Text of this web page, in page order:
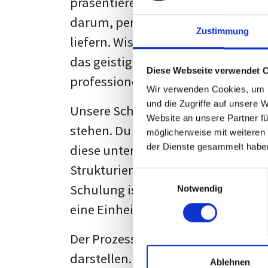
Zustimmung
Diese Webseite verwendet
Wir verwenden Cookies,
und die Zugriffe auf unsere
Website an unsere Partner
möglicherweise mit
der Dienste gesammelt
Notwendig
Ablehnen
darum, persönliche Meinungen
liefern. Wissenschaftliche Texte,
das geistige Eigentum des
professionell zu kommunizieren.
Unsere Schulung wurde mit Blick
stehen. Du wirst nicht nur
diese unter Zuhilfenahme von
Strukturierung ist ebenso
Schulung ist so konzipiert, dass
eine Einheitslösung zu bieten.
Der Prozess des
darstellen. Jedoch, ausgestattet